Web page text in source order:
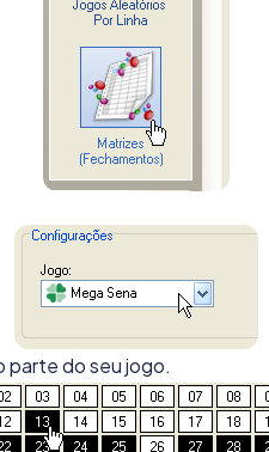
parte do seu jogo.